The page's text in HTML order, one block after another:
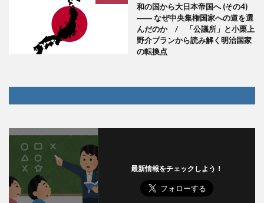
和の国から大日本帝国へ (その4)
―― なぜ中央集権国家への道を選
んだのか / 「公議所」と小栗上
野介プランから読み解く明治国家
の転換点
最新情報をチェックしよう！